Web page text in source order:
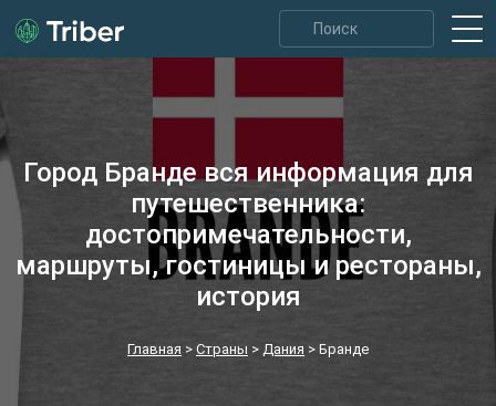
Город Бранде вся информация для
путешественника:
достопримечательности,
маршруты, гостиницы и рестораны,
история
Главная > Страны > Дания > Бранде